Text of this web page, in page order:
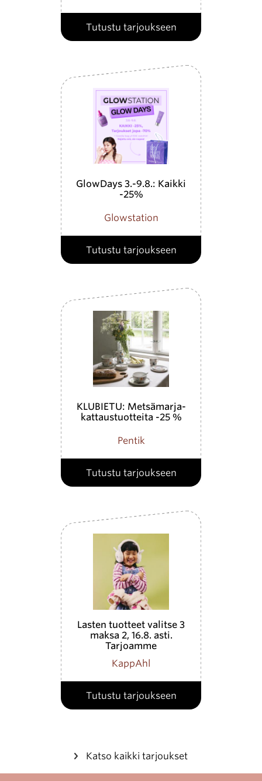
Tutustu tarjoukseen
GlowDays 3.-9.8.: Kaikki
-25%
Glowstation
Tutustu tarjoukseen
KLUBIETU: Metsämarja-
kattaustuotteita -25 %
Pentik
Tutustu tarjoukseen
Lasten tuotteet valitse 3
maksa 2, 16.8. asti.
Tarjoamme
KappAhl
Tutustu tarjoukseen
Katso kaikki tarjoukset